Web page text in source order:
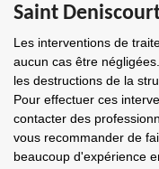
Saint
Les interventions de
aucun cas être
les destructions de la
Pour effectuer ces
contacter des
vous recommander de
beaucoup d'expérience